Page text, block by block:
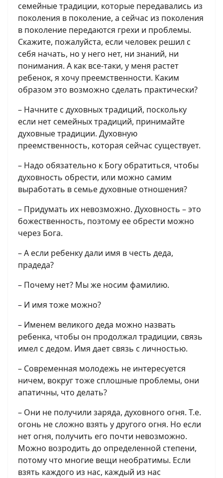
семейные традиции, которые передавались из
поколения в поколение, а сейчас из поколения
в поколение передаются грехи и проблемы.
Скажите, пожалуйста, если человек решил с
себя начать, но у него нет, ни знаний, ни
понимания. А как все-таки, у меня растет
ребенок, я хочу преемственности. Каким
образом это возможно сделать практически?
– Начните с духовных традиций, поскольку
если нет семейных традиций, принимайте
духовные традиции. Духовную
преемственность, которая сейчас существует.
– Надо обязательно к Богу обратиться, чтобы
духовность обрести, или можно самим
выработать в семье духовные отношения?
– Придумать их невозможно. Духовность – это
божественность, поэтому ее обрести можно
через Бога.
– А если ребенку дали имя в честь деда,
прадеда?
– Почему нет? Мы же носим фамилию.
– И имя тоже можно?
– Именем великого деда можно назвать
ребенка, чтобы он продолжал традиции, связь
имел с дедом. Имя дает связь с личностью.
– Современная молодежь не интересуется
ничем, вокруг тоже сплошные проблемы, они
апатичны, что делать?
– Они не получили заряда, духовного огня. Т.е.
огонь не сложно взять у другого огня. Но если
нет огня, получить его почти невозможно.
Можно возродить до определенной степени,
потому что многие вещи необратимы. Если
взять каждого из нас, каждый из нас